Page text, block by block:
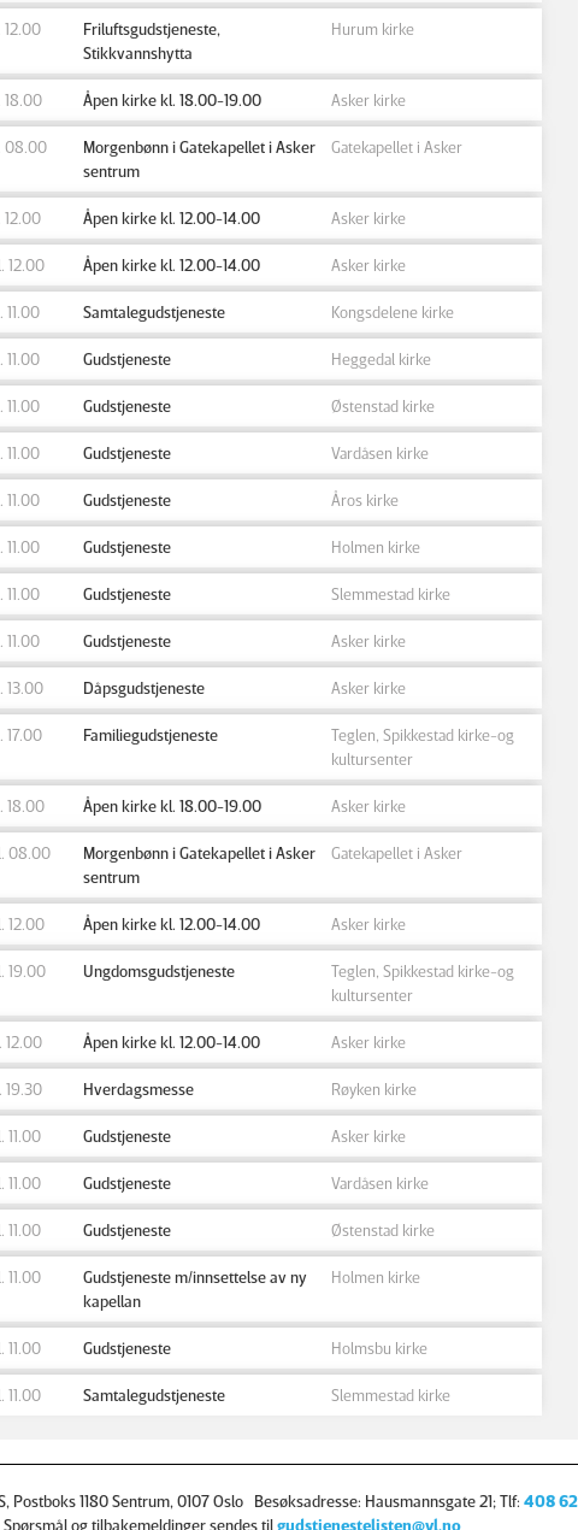
12.00
Friluftsgudstjeneste,
Stikkvannshytta
Hurum kirke
18.00 Åpen kirke kl. 18.00-19.00 Asker kirke
08.00
Morgenbønn i Gatekapellet i Asker
sentrum
Gatekapellet i Asker
12.00 Åpen kirke kl. 12.00-14.00 Asker kirke
12.00 Åpen kirke kl. 12.00-14.00 Asker kirke
11.00 Samtalegudstjeneste Kongsdelene kirke
11.00 Gudstjeneste Heggedal kirke
11.00 Gudstjeneste Østenstad kirke
11.00 Gudstjeneste Vardåsen kirke
11.00 Gudstjeneste Åros kirke
11.00 Gudstjeneste Holmen kirke
11.00 Gudstjeneste Slemmestad kirke
11.00 Gudstjeneste Asker kirke
13.00 Dåpsgudstjeneste Asker kirke
17.00 Familiegudstjeneste
Teglen, Spikkestad kirke-og
kultursenter
18.00 Åpen kirke kl. 18.00-19.00 Asker kirke
08.00
Morgenbønn i Gatekapellet i Asker
sentrum
Gatekapellet i Asker
12.00 Åpen kirke kl. 12.00-14.00 Asker kirke
19.00 Ungdomsgudstjeneste
Teglen, Spikkestad kirke-og
kultursenter
12.00 Åpen kirke kl. 12.00-14.00 Asker kirke
19.30 Hverdagsmesse Røyken kirke
11.00 Gudstjeneste Asker kirke
11.00 Gudstjeneste Vardåsen kirke
11.00 Gudstjeneste Østenstad kirke
11.00
Gudstjeneste m/innsettelse av ny
kapellan
Holmen kirke
11.00 Gudstjeneste Holmsbu kirke
11.00 Samtalegudstjeneste Slemmestad kirke
Postboks 1180 Sentrum, 0107 Oslo Besøksadresse: Hausmannsgate 21; Tlf: 408
Spørsmål og tilbakemeldinger sendes tilgudstjenestelisten@vl.no